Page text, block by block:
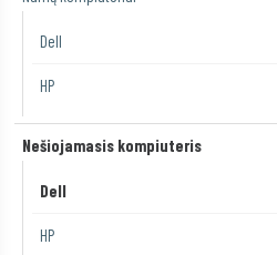
Dell
HP
Nešiojamasis kompiuteris
Dell
HP